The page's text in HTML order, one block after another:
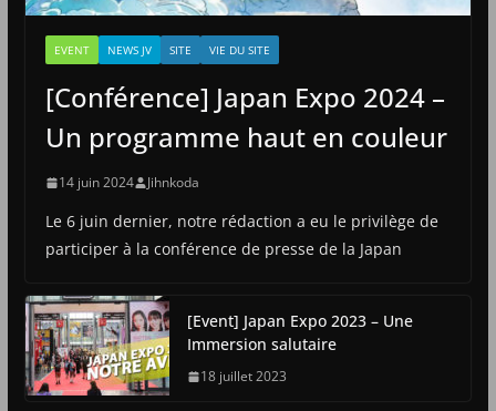
EVENT NEWS JV SITE VIE DU SITE
[Conférence] Japan Expo 2024 –
Un programme haut en couleur
14 juin 2024 Jihnkoda
Le 6 juin dernier, notre rédaction a eu le privilège de
participer à la conférence de presse de la Japan
[Event] Japan Expo 2023 – Une
Immersion salutaire
18 juillet 2023